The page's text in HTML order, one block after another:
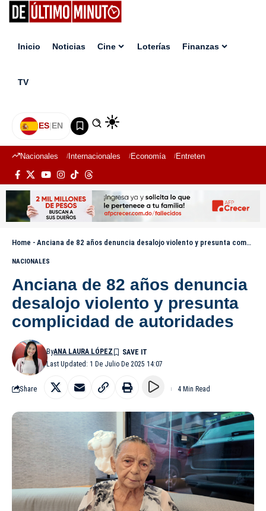
Inicio Noticias Cine Loterías Finanzas
TV
ES|EN
Nacionales Internacionales Economía Entretenimiento
Home - Anciana de 82 años denuncia desalojo violento y presunta complicidad de autoridades
NACIONALES
Anciana de 82 años denuncia
desalojo violento y presunta
complicidad de autoridades
Last Updated: 1 De Julio De 2025 14:07
ByANA LAURA LÓPEZ
Share 4 Min Read